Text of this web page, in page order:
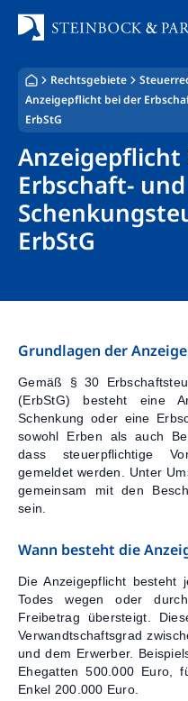
Inhalt
springen
Startseite
Kanzlei
Team
Standorte
Stellenangebote
Rechtsgebiete
Anzeigepflicht bei der
ErbStG
Anzeigepflicht
Erbschaft- und
ErbStG
Grundlagen der
Gemäß § 30
(ErbStG) besteht eine
Schenkung oder eine
sowohl Erben als auch
dass steuerpflichtige
gemeldet werden. Unter
gemeinsam mit den
sein.
Wann besteht die
Die Anzeigepflicht besteht
Todes wegen oder
Freibetrag übersteigt.
Verwandtschaftsgrad
und dem Erwerber.
Ehegatten 500.000 Euro,
Enkel 200.000 Euro.